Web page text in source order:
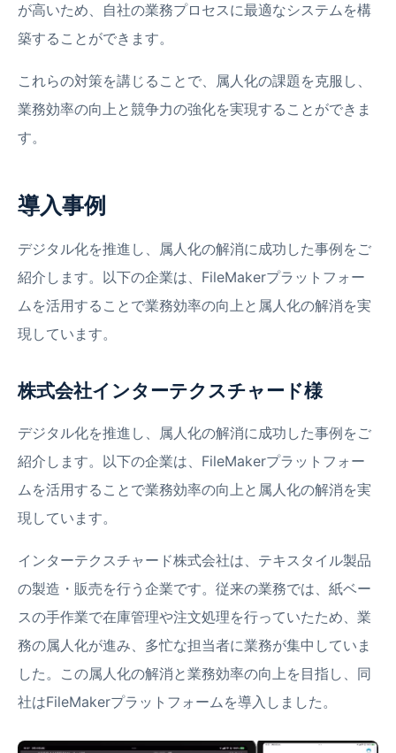
が高いため、自社の業務プロセスに最適なシステムを構
築することができます。
これらの対策を講じることで、属人化の課題を克服し、
業務効率の向上と競争力の強化を実現することができま
す。
導入事例
デジタル化を推進し、属人化の解消に成功した事例をご
紹介します。以下の企業は、FileMakerプラットフォー
ムを活用することで業務効率の向上と属人化の解消を実
現しています。
株式会社インターテクスチャード様
デジタル化を推進し、属人化の解消に成功した事例をご
紹介します。以下の企業は、FileMakerプラットフォー
ムを活用することで業務効率の向上と属人化の解消を実
現しています。
インターテクスチャード株式会社は、テキスタイル製品
の製造・販売を行う企業です。従来の業務では、紙ベー
スの手作業で在庫管理や注文処理を行っていたため、業
務の属人化が進み、多忙な担当者に業務が集中していま
した。この属人化の解消と業務効率の向上を目指し、同
社はFileMakerプラットフォームを導入しました。